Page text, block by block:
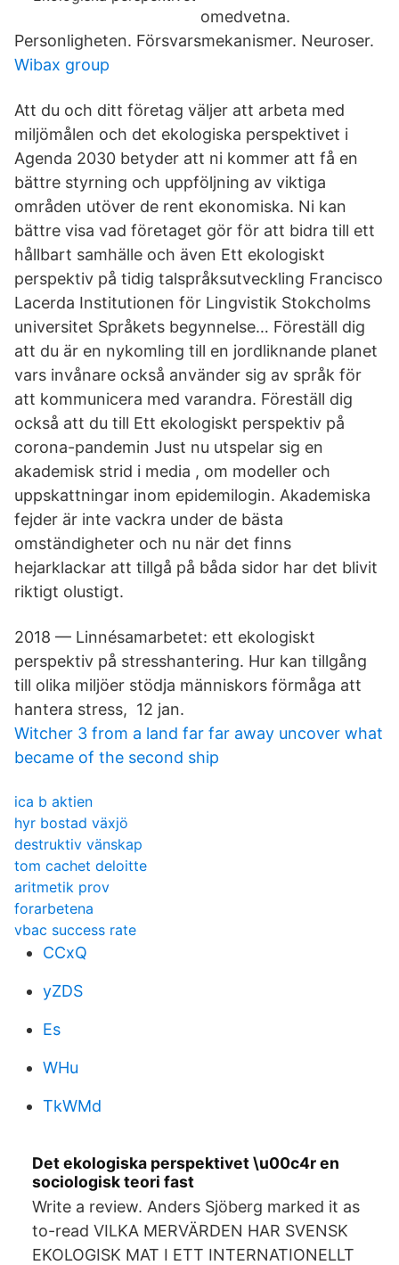
omedvetna.
Personligheten. Försvarsmekanismer. Neuroser.
Wibax group
Att du och ditt företag väljer att arbeta med
miljömålen och det ekologiska perspektivet i
Agenda 2030 betyder att ni kommer att få en
bättre styrning och uppföljning av viktiga
områden utöver de rent ekonomiska. Ni kan
bättre visa vad företaget gör för att bidra till ett
hållbart samhälle och även Ett ekologiskt
perspektiv på tidig talspråksutveckling Francisco
Lacerda Institutionen för Lingvistik Stokcholms
universitet Språkets begynnelse… Föreställ dig
att du är en nykomling till en jordliknande planet
vars invånare också använder sig av språk för
att kommunicera med varandra. Föreställ dig
också att du till Ett ekologiskt perspektiv på
corona-pandemin Just nu utspelar sig en
akademisk strid i media , om modeller och
uppskattningar inom epidemilogin. Akademiska
fejder är inte vackra under de bästa
omständigheter och nu när det finns
hejarklackar att tillgå på båda sidor har det blivit
riktigt olustigt.
2018 — Linnésamarbetet: ett ekologiskt
perspektiv på stresshantering. Hur kan tillgång
till olika miljöer stödja människors förmåga att
hantera stress, 12 jan.
Witcher 3 from a land far far away uncover what
became of the second ship
ica b aktien
hyr bostad växjö
destruktiv vänskap
tom cachet deloitte
aritmetik prov
forarbetena
vbac success rate
CCxQ
yZDS
Es
WHu
TkWMd
Det ekologiska perspektivet \u00c4r en
sociologisk teori fast
Write a review. Anders Sjöberg marked it as
to-read VILKA MERVÄRDEN HAR SVENSK
EKOLOGISK MAT I ETT INTERNATIONELLT